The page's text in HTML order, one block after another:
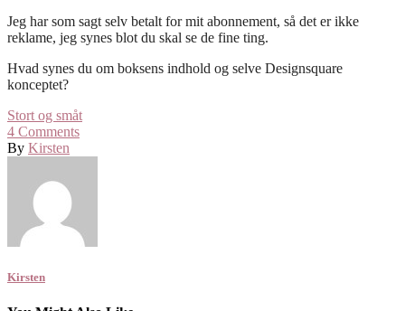
Jeg har som sagt selv betalt for mit abonnement, så det er ikke
reklame, jeg synes blot du skal se de fine ting.
Hvad synes du om boksens indhold og selve Designsquare
konceptet?
Stort og småt
4 Comments
By Kirsten
Kirsten